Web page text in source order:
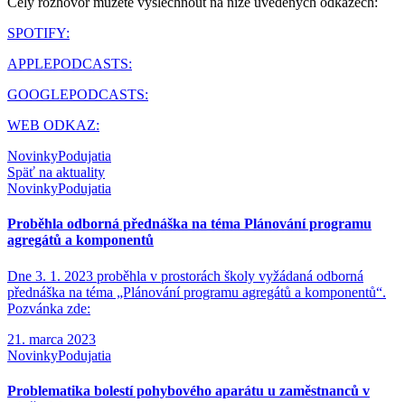
SPOTIFY:
APPLEPODCASTS:
GOOGLEPODCASTS:
WEB ODKAZ:
NovinkyPodujatia
Späť na aktuality
NovinkyPodujatia
Proběhla odborná přednáška na téma Plánování programu
agregátů a komponentů
Dne 3. 1. 2023 proběhla v prostorách školy vyžádaná odborná
přednáška na téma „Plánování programu agregátů a komponentů“.
Pozvánka zde:
21. marca 2023
NovinkyPodujatia
Problematika bolestí pohybového aparátu u zaměstnanců v